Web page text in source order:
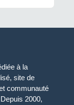
à la
site de
communauté
2000,